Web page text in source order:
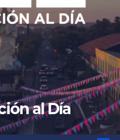
al Día